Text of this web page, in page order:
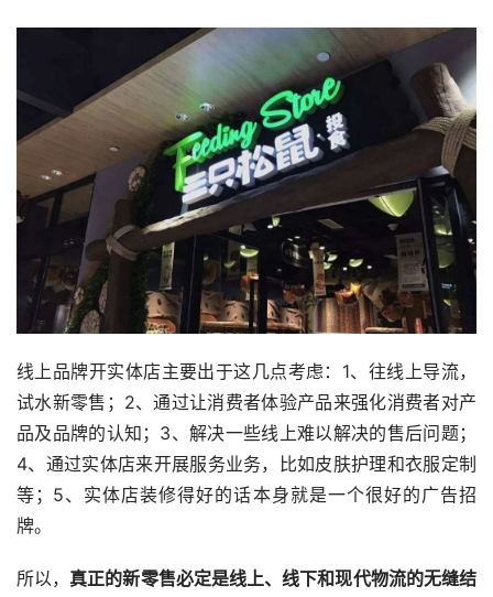
线上品牌开实体店主要出于这几点考虑：1、往线上导流，
试水新零售；2、通过让消费者体验产品来强化消费者对产
品及品牌的认知；3、解决一些线上难以解决的售后问题；
4、通过实体店来开展服务业务，比如皮肤护理和衣服定制
等；5、实体店装修得好的话本身就是一个很好的广告招
牌。
所以， 真正的新零售必定是线上、线下和现代物流的无缝结